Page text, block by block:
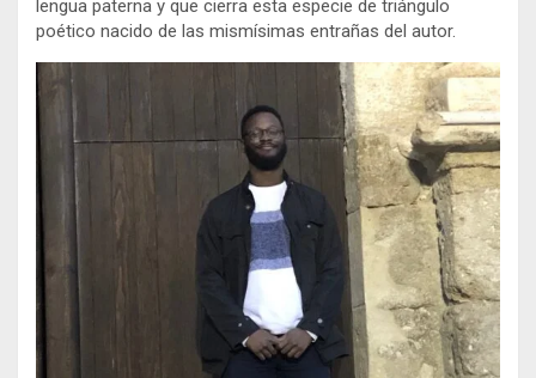
lengua paterna y que cierra esta especie de triángulo
poético nacido de las mismísimas entrañas del autor.